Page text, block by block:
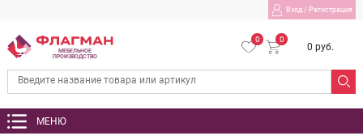
Вход/ Регистрация
МЕБЕЛЬНОЕ
ПРОИЗВОДСТВО
0 0
0 руб.
МЕНЮ